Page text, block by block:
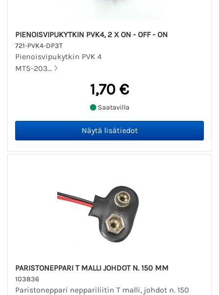
PIENOISVIPUKYTKIN PVK4, 2 X ON - OFF - ON
721-PVK4-DP3T
Pienoisvipukytkin PVK 4
MTS-203...
1,70 €
Saatavilla
PARISTONEPPARI T MALLI JOHDOT N. 150 MM
103836
Paristoneppari neppariliitin T malli, johdot n. 150